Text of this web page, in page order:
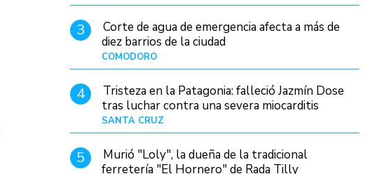
3
Corte de agua de emergencia afecta a más de
diez barrios de la ciudad
COMODORO
4
Tristeza en la Patagonia: falleció Jazmín Dose
tras luchar contra una severa miocarditis
SANTA CRUZ
5
Murió "Loly", la dueña de la tradicional
ferretería "El Hornero" de Rada Tilly